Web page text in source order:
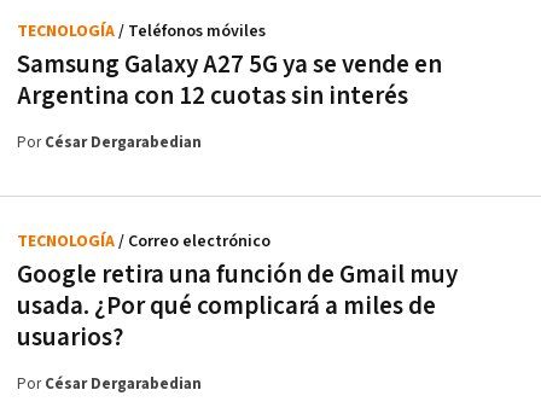
Samsung Galaxy A27 5G ya se vende en
Argentina con 12 cuotas sin interés
TECNOLOGÍA/ Teléfonos móviles
PorCésar Dergarabedian
Google retira una función de Gmail muy
usada. ¿Por qué complicará a miles de
usuarios?
TECNOLOGÍA/ Correo electrónico
PorCésar Dergarabedian